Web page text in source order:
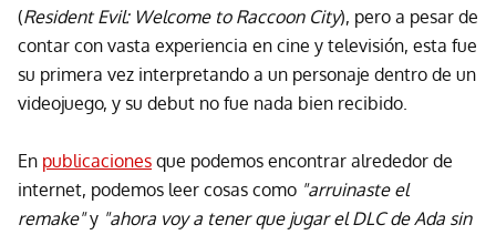
(Resident Evil: Welcome to Raccoon City), pero a pesar de
contar con vasta experiencia en cine y televisión, esta fue
su primera vez interpretando a un personaje dentro de un
videojuego, y su debut no fue nada bien recibido.
En publicaciones que podemos encontrar alrededor de
internet, podemos leer cosas como "arruinaste el
remake"y "ahora voy a tener que jugar el DLC de Ada sin